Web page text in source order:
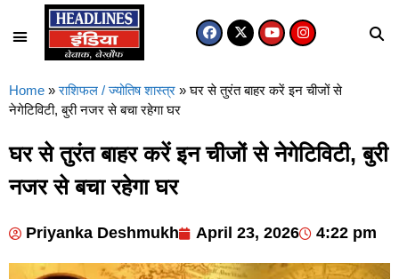
Home » राशिफल / ज्योतिष शास्त्र »घर से तुरंत बाहर करें इन चीजों से
नेगेटिविटी, बुरी नजर से बचा रहेगा घर
घर से तुरंत बाहर करें इन चीजों से नेगेटिविटी, बुरी
नजर से बचा रहेगा घर
Priyanka Deshmukh April 23, 2026 4:22 pm